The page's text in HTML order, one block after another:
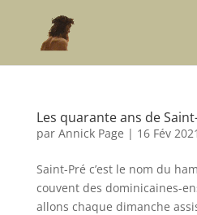
Les quarante ans de
par Annick Page | 16 Fév 2021
Saint-Pré c’est le nom du
couvent des dominicaines-
allons chaque dimanche